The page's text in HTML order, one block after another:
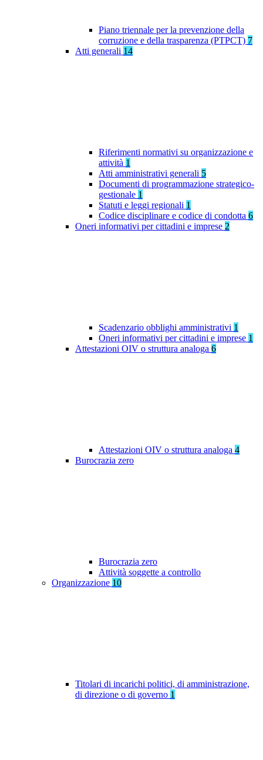
Piano triennale per la prevenzione della
corruzione e della trasparenza (PTPCT) 7
Atti generali 14
Riferimenti normativi su organizzazione e
attività 1
Atti amministrativi generali 5
Documenti di programmazione strategico-
gestionale 1
Statuti e leggi regionali 1
Codice disciplinare e codice di condotta 6
Oneri informativi per cittadini e imprese 2
Scadenzario obblighi amministrativi 1
Oneri informativi per cittadini e imprese 1
Attestazioni OIV o struttura analoga 6
Attestazioni OIV o struttura analoga 4
Burocrazia zero
Burocrazia zero
Attività soggette a controllo
Organizzazione 10
Titolari di incarichi politici, di amministrazione,
di direzione o di governo 1